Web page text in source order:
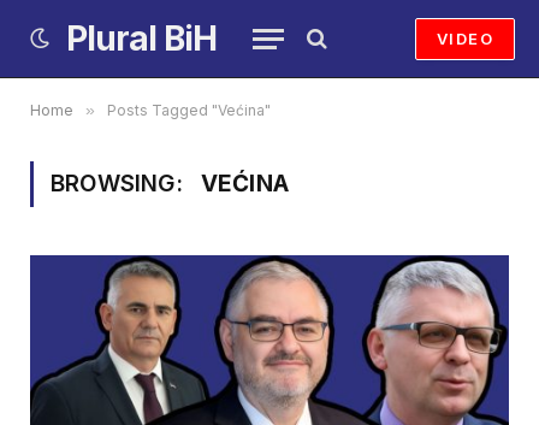
Plural BiH VIDEO
Home » Posts Tagged "Većina"
BROWSING: VEĆINA